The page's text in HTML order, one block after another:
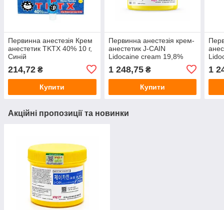
Первинна анестезія Крем
анестетик TKTX 40% 10 г,
Синій
214,72 ₴
Купити
Первинна анестезія крем-
анестетик J-CAIN
Lidocaine cream 19,8%
1 248,75₴
Купити
1
Акційні пропозиції та новинки